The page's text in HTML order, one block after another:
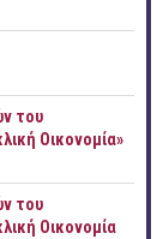
του
Οικονομία»
του
Οικονομία